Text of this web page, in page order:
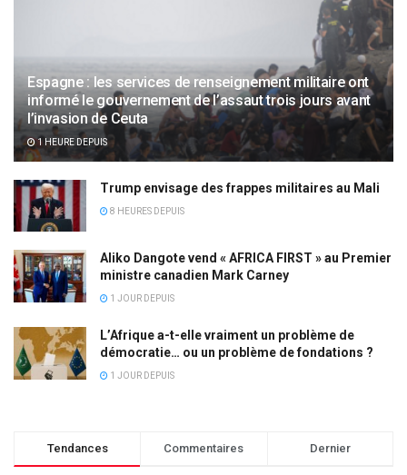
Espagne : les services de renseignement militaire ont
informé le gouvernement de l’assaut trois jours avant
l’invasion de Ceuta
1 HEURE DEPUIS
Trump envisage des frappes militaires au Mali
8 HEURES DEPUIS
Aliko Dangote vend « AFRICA FIRST » au Premier
ministre canadien Mark Carney
1 JOUR DEPUIS
L’Afrique a-t-elle vraiment un problème de
démocratie… ou un problème de fondations ?
1 JOUR DEPUIS
Tendances Commentaires Dernier